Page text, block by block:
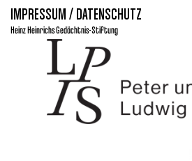
IMPRESSUM / DATENSCHUTZ
Heinz Heinrichs Gedächtnis-Stiftung